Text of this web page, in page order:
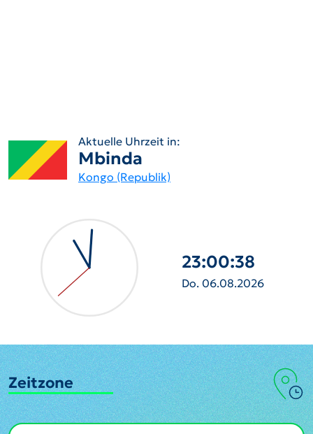
Aktuelle Uhrzeit in:
Mbinda
Kongo (Republik)
23:00:39
Do. 06.08.2026
Zeitzone